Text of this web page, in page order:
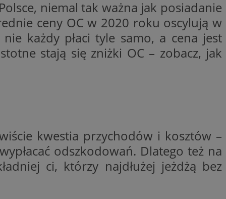
niemal tak ważna jak posiadanie
ceny OC w 2020 roku oscylują w
każdy płaci tyle samo, a cena jest
stają się zniżki OC – zobacz, jak
kwestia przychodów i kosztów –
odszkodowań. Dlatego też na
ci, którzy najdłużej jeżdżą bez
sesji.
sesji.
sesji.
o zgodzie
dotyczących
preferencji,
z regulacjami
obsługuje
optymalizacji